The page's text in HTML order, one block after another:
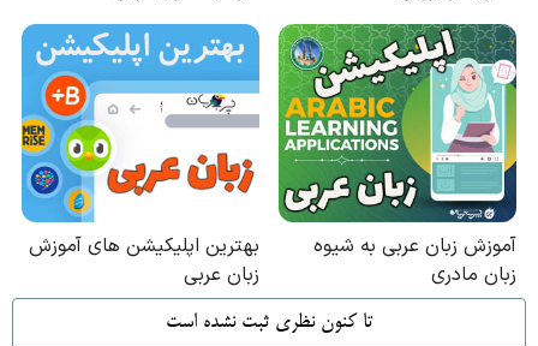
تا كنون نظري ثبت نشده است